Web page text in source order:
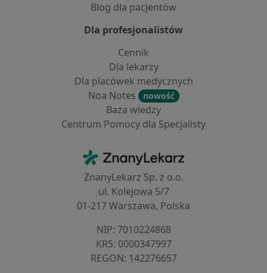
Blog dla pacjentów
Dla profesjonalistów
Cennik
Dla lekarzy
Dla placówek medycznych
Noa Notes
nowość
Baza wiedzy
Centrum Pomocy dla Specjalisty
ZnanyLekarz - Strona główna
ZnanyLekarz Sp. z o.o.
ul. Kolejowa 5/7
01-217 Warszawa, Polska
NIP: ⁠7010224868
KRS: ⁠0000347997
REGON: ⁠142276657